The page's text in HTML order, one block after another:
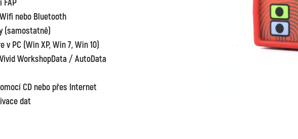
nebo Bluetooth
(samostatně)
PC (Win XP, Win 7, Win 10)
WorkshopData / AutoData
CD nebo přes Internet
dat